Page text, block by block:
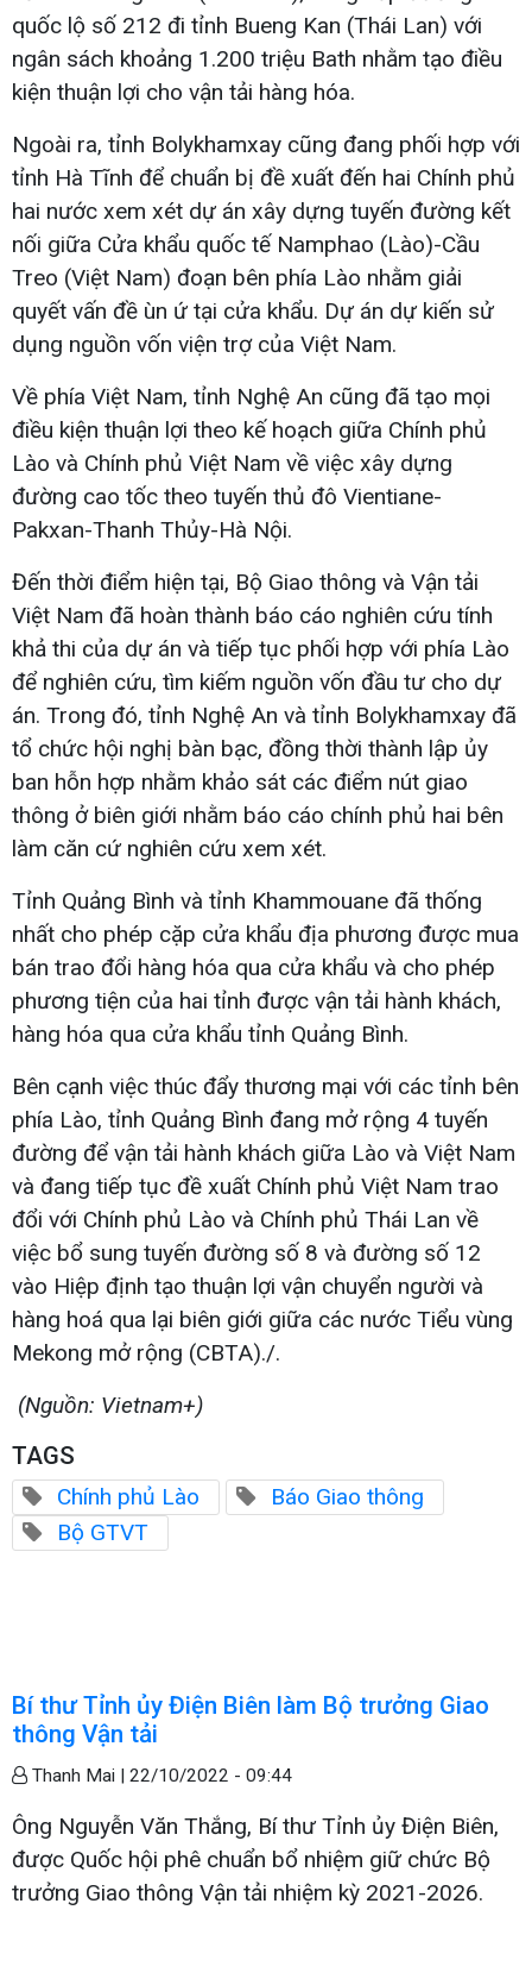
quốc lộ số 212 đi tỉnh Bueng Kan (Thái Lan) với
ngân sách khoảng 1.200 triệu Bath nhằm tạo điều
kiện thuận lợi cho vận tải hàng hóa.
Ngoài ra, tỉnh Bolykhamxay cũng đang phối hợp với
tỉnh Hà Tĩnh để chuẩn bị đề xuất đến hai Chính phủ
hai nước xem xét dự án xây dựng tuyến đường kết
nối giữa Cửa khẩu quốc tế Namphao (Lào)-Cầu
Treo (Việt Nam) đoạn bên phía Lào nhằm giải
quyết vấn đề ùn ứ tại cửa khẩu. Dự án dự kiến sử
dụng nguồn vốn viện trợ của Việt Nam.
Về phía Việt Nam, tỉnh Nghệ An cũng đã tạo mọi
điều kiện thuận lợi theo kế hoạch giữa Chính phủ
Lào và Chính phủ Việt Nam về việc xây dựng
đường cao tốc theo tuyến thủ đô Vientiane-
Pakxan-Thanh Thủy-Hà Nội.
Đến thời điểm hiện tại, Bộ Giao thông và Vận tải
Việt Nam đã hoàn thành báo cáo nghiên cứu tính
khả thi của dự án và tiếp tục phối hợp với phía Lào
để nghiên cứu, tìm kiếm nguồn vốn đầu tư cho dự
án. Trong đó, tỉnh Nghệ An và tỉnh Bolykhamxay đã
tổ chức hội nghị bàn bạc, đồng thời thành lập ủy
ban hỗn hợp nhằm khảo sát các điểm nút giao
thông ở biên giới nhằm báo cáo chính phủ hai bên
làm căn cứ nghiên cứu xem xét.
Tỉnh Quảng Bình và tỉnh Khammouane đã thống
nhất cho phép cặp cửa khẩu địa phương được mua
bán trao đổi hàng hóa qua cửa khẩu và cho phép
phương tiện của hai tỉnh được vận tải hành khách,
hàng hóa qua cửa khẩu tỉnh Quảng Bình.
Bên cạnh việc thúc đẩy thương mại với các tỉnh bên
phía Lào, tỉnh Quảng Bình đang mở rộng 4 tuyến
đường để vận tải hành khách giữa Lào và Việt Nam
và đang tiếp tục đề xuất Chính phủ Việt Nam trao
đổi với Chính phủ Lào và Chính phủ Thái Lan về
việc bổ sung tuyến đường số 8 và đường số 12
vào Hiệp định tạo thuận lợi vận chuyển người và
hàng hoá qua lại biên giới giữa các nước Tiểu vùng
Mekong mở rộng (CBTA)./.
(Nguồn: Vietnam+)
TAGS
Chính phủ Lào
Báo Giao thông
Bộ GTVT
Bí thư Tỉnh ủy Điện Biên làm Bộ trưởng Giao
thông Vận tải
Thanh Mai | 22/10/2022 - 09:44
Ông Nguyễn Văn Thắng, Bí thư Tỉnh ủy Điện Biên,
được Quốc hội phê chuẩn bổ nhiệm giữ chức Bộ
trưởng Giao thông Vận tải nhiệm kỳ 2021-2026.